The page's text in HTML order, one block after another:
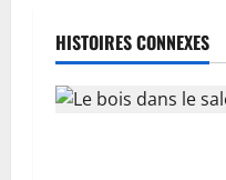
t
i
HISTOIRES CONNEXES